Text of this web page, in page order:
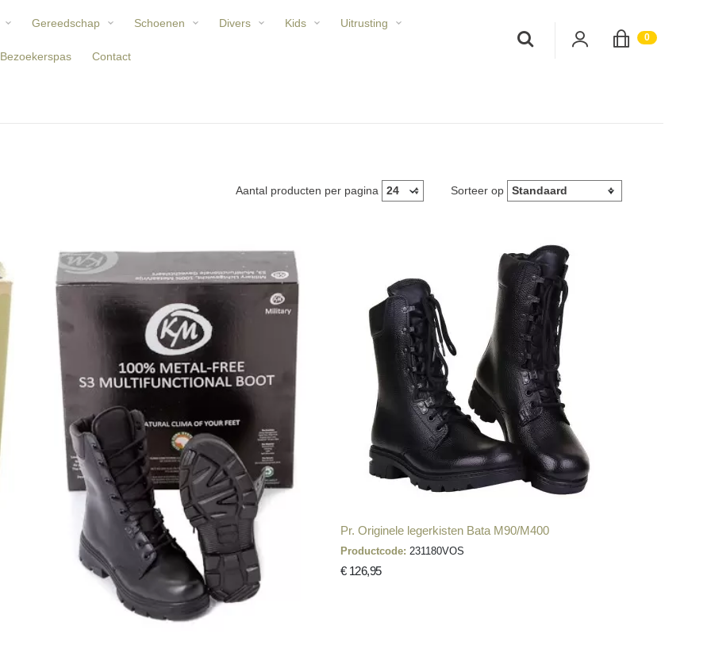
Gereedschap Schoenen Divers Kids Uitrusting
Bezoekerspas Contact
0;
Aantal producten per pagina Sorteer op
Pr. Originele legerkisten Bata M90/M400
Productcode: 231180VOS
€ 126,95